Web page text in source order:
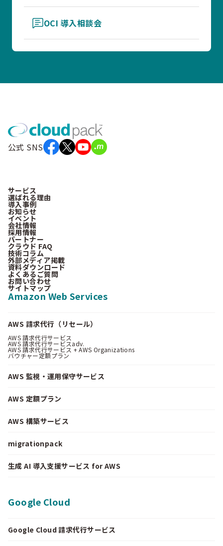
OCI 導入相談会
公式 SNS
サービス
選ばれる理由
導入事例
お知らせ
イベント
会社情報
採用情報
パートナー
クラウド FAQ
技術コラム
外部メディア掲載
資料ダウンロード
よくあるご質問
お問い合わせ
サイトマップ
Amazon Web Services
AWS 請求代行（リセール）
AWS 請求代行サービス
AWS 請求代行サービスadv.
AWS 請求代行サービス + AWS Organizations
バウチャー定額プラン
AWS 監視・運用保守サービス
AWS 定額プラン
AWS 構築サービス
migrationpack
生成 AI 導入支援サービス for AWS
Google Cloud
Google Cloud 請求代行サービス